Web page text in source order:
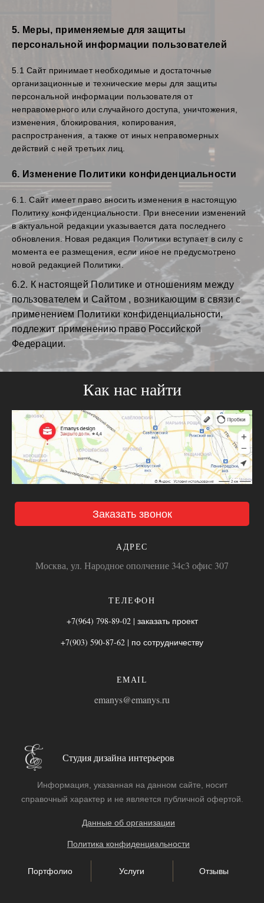
5. Меры, применяемые для защиты
персональной информации пользователей
5.1 Сайт принимает необходимые и достаточные
организационные и технические меры для защиты
персональной информации пользователя от
неправомерного или случайного доступа, уничтожения,
изменения, блокирования, копирования,
распространения, а также от иных неправомерных
действий с ней третьих лиц.
6. Изменение Политики конфиденциальности
6.1. Сайт имеет право вносить изменения в настоящую
Политику конфиденциальности. При внесении изменений
в актуальной редакции указывается дата последнего
обновления. Новая редакция Политики вступает в силу с
момента ее размещения, если иное не предусмотрено
новой редакцией Политики.
6.2. К настоящей Политике и отношениям между
пользователем и Сайтом , возникающим в связи с
применением Политики конфиденциальности,
подлежит применению право Российской
Федерации.
Как нас найти
Заказать звонок
АДРЕС
Москва, ул. Народное ополчение 34с3 офис 307
ТЕЛЕФОН
+7(964) 798-89-02 | заказать проект
+7(903) 590-87-62 | по сотрудничеству
EMAIL
emanys@emanys.ru
Студия дизайна интерьеров
Информация, указанная на данном сайте, носит
справочный характер и не является публичной офертой.
Данные об организации
Политика конфиденциальности
Портфолио Услуги Отзывы